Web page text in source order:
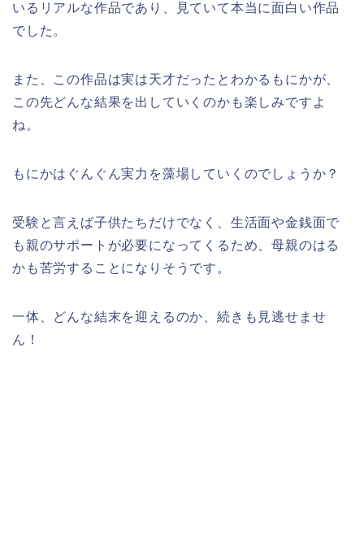
いるリアルな作品であり、見ていて本当に面白い作品
でした。
また、この作品は実は天才だったとわかるもにかが、
この先どんな結果を出していくのかも楽しみですよ
ね。
もにかはぐんぐん実力を藻場していくのでしょうか？
受験と言えば子供たちだけでなく、生活面や金銭面で
も親のサポートが必要になってくるため、母親のはる
かも苦労することになりそうです。
一体、どんな結末を迎えるのか、続きも見逃せませ
ん！